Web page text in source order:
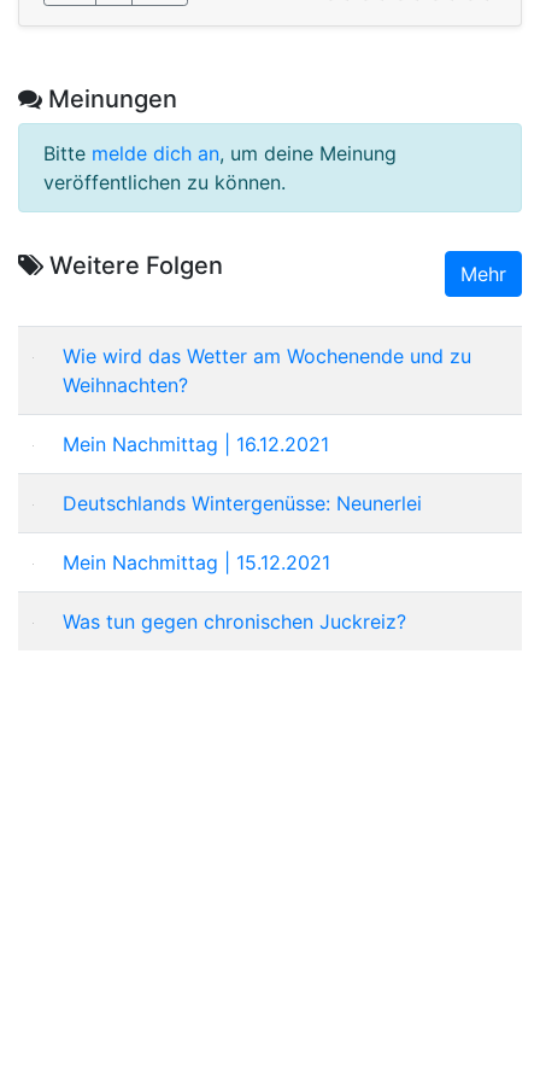
Meinungen
Bitte melde dich an, um deine Meinung
veröffentlichen zu können.
Weitere Folgen Mehr
Wie wird das Wetter am Wochenende und zu
Weihnachten?
Mein Nachmittag | 16.12.2021
Deutschlands Wintergenüsse: Neunerlei
Mein Nachmittag | 15.12.2021
Was tun gegen chronischen Juckreiz?